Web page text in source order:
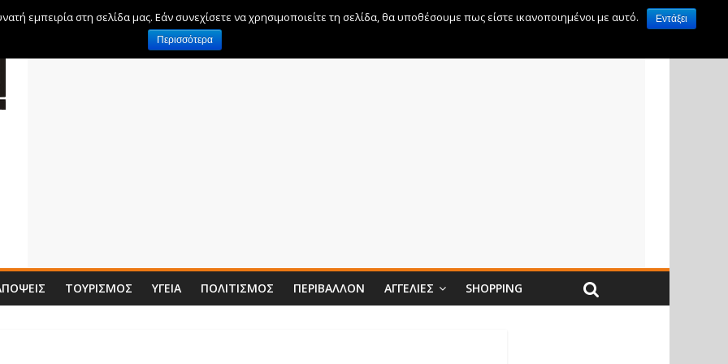
ΤΟΥΡΙΣΜΌΣ ΥΓΕΊΑ ΠΟΛΙΤΙΣΜΌΣ ΠΕΡΙΒΆΛΛΟΝ ΑΓΓΕΛΊΕΣ SHOPPING
εμπειρία στη σελίδα μας. Εάν συνεχίσετε να χρησιμοποιείτε τη σελίδα, θα υποθέσουμε πως είστε ικανοποιημένοι με αυτό.
Εντάξει
Περισσότερα